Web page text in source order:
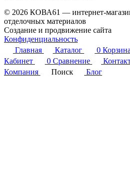
© 2026 КОВА61 — интернет-
отделочных материалов
Создание и продвижение сайта
Конфиденциальность
Главная
Каталог 0 Корзина
Кабинет
0 Сравнение
Компания
Поиск Блог